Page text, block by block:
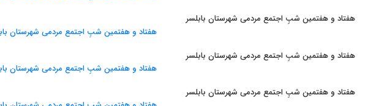
هفتاد و هفتمین شبِ اجتمع مردمی شهرستان بابلسر
هفتاد و هفتمین شبِ اجتمع مردمی شهرستان بابلسر
هفتاد و هفتمین شبِ اجتمع مردمی شهرستان بابلسر